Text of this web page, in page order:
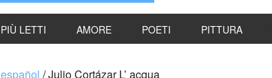
PIÙ LETTI AMORE POETI PITTURA
español /Julio Cortázar L’ acqua